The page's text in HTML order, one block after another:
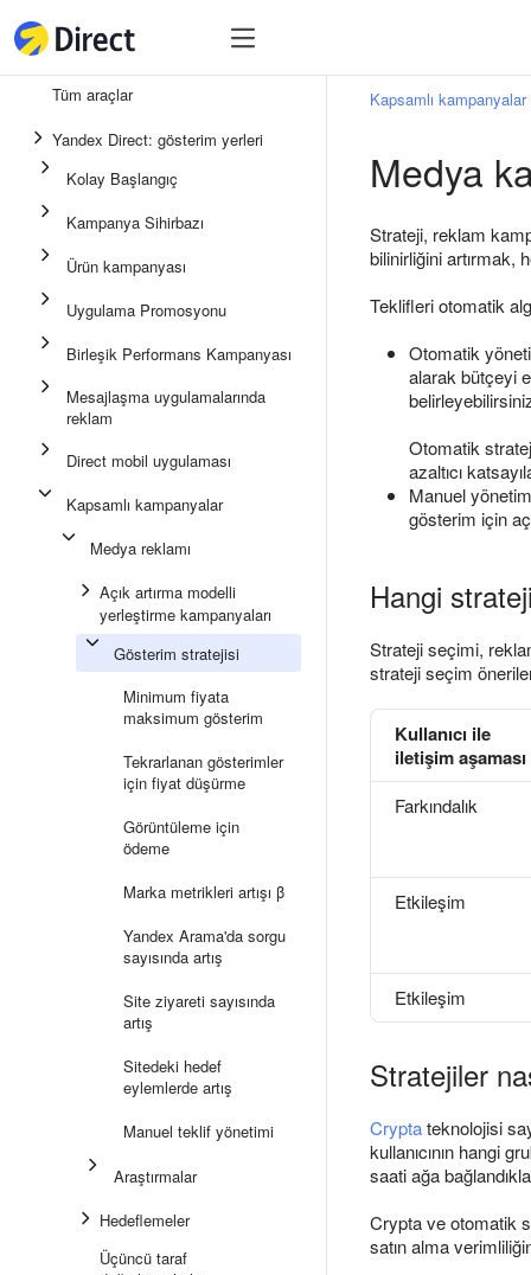
Araçlar
Mesajlaşma
Medya reklamı
Kolay Başlangıç
Tüm araçlar
Yandex Direct: gösterim yerleri
Kolay Başlangıç
Kampanya Sihirbazı
Ürün kampanyası
Uygulama Promosyonu
Birleşik Performans Kampanyası
Mesajlaşma uygulamalarında
reklam
Direct mobil uygulaması
Kapsamlı kampanyalar
Medya reklamı
Açık artırma modelli
yerleştirme kampanyaları
Gösterim stratejisi
Minimum fiyata
maksimum gösterim
Tekrarlanan gösterimler
için fiyat düşürme
Görüntüleme için
ödeme
Marka metrikleri artışı β
Yandex Arama'da sorgu
sayısında artış
Site ziyareti sayısında
artış
Sitedeki hedef
eylemlerde artış
Manuel teklif yönetimi
Araştırmalar
Hedeflemeler
Üçüncü taraf
Kapsamlı kampanyalar
Medya
Strateji, reklam
bilinirliğini artırmak,
Teklifleri otomatik
Otomatik
alarak bütçeyi
Otomatik
azaltıcı
Manuel
gösterim için
Hangi
Strateji seçimi,
strateji seçim
Kullanıcı ile
iletişim aşaması
Farkındalık
Etkileşim
Etkileşim
Stratejiler
Cryptateknolojisi
kullanıcının hangi
saati ağa
Crypta ve otomatik
satın alma